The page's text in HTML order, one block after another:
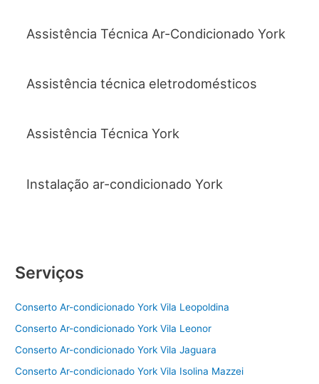
k
Assistência Técnica Ar-Condicionado York
Assistência técnica eletrodomésticos
Assistência Técnica York
Instalação ar-condicionado York
Serviços
Conserto Ar-condicionado York Vila Leopoldina
Conserto Ar-condicionado York Vila Leonor
Conserto Ar-condicionado York Vila Jaguara
Conserto Ar-condicionado York Vila Isolina Mazzei